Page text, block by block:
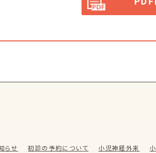
らせ 初診の予約について 小児神経外来